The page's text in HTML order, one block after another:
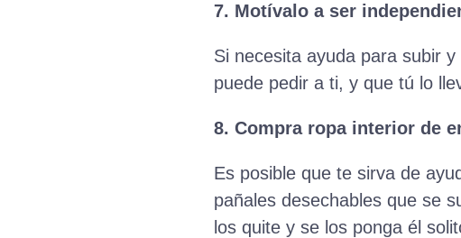
7. Motívalo a ser
Si necesita ayuda para subir
puede pedir a ti, y que tú lo
8. Compra ropa interior de
Es posible que te sirva de
pañales desechables que se
los quite y se los ponga él